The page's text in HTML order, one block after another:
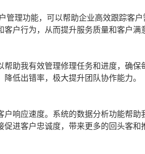
管理功能，可以帮助企业高效跟踪客
户行为，从而提升服务质量和客户满
助我有效管理修理任务和进度，确保
低出错率，极大提升团队协作能力。
响应速度。系统的数据分析功能帮助
进客户忠诚度，带来更多的回头客和